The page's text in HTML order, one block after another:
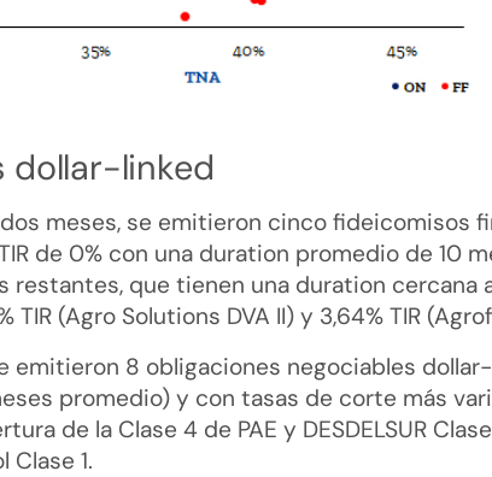
dollar-linked
meses, se emitieron cinco fideicomisos
de 0% con una duration promedio de 10
restantes, que tienen una duration cercana
TIR (Agro Solutions DVA II) y 3,64% TIR
emitieron 8 obligaciones negociables
promedio) y con tasas de corte más
de la Clase 4 de PAE y DESDELSUR
Clase 1.